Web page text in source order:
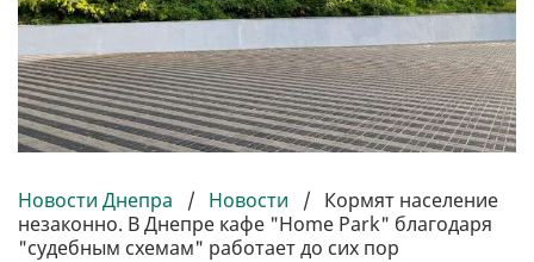
Новости Днепра / Новости / Кормят население
незаконно. В Днепре кафе "Home Park" благодаря
"судебным схемам" работает до сих пор